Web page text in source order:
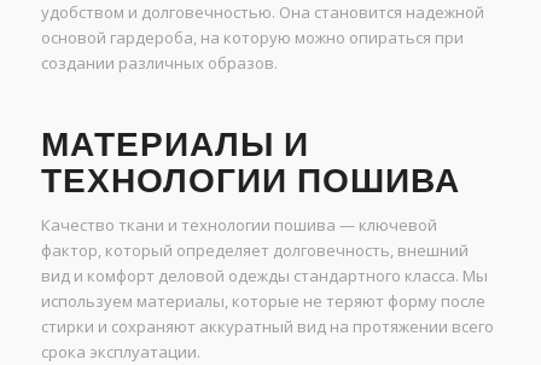
удобством и долговечностью. Она становится надежной
основой гардероба, на которую можно опираться при
создании различных образов.
МАТЕРИАЛЫ И
ТЕХНОЛОГИИ ПОШИВА
Качество ткани и технологии пошива — ключевой
фактор, который определяет долговечность, внешний
вид и комфорт деловой одежды стандартного класса. Мы
используем материалы, которые не теряют форму после
стирки и сохраняют аккуратный вид на протяжении всего
срока эксплуатации.